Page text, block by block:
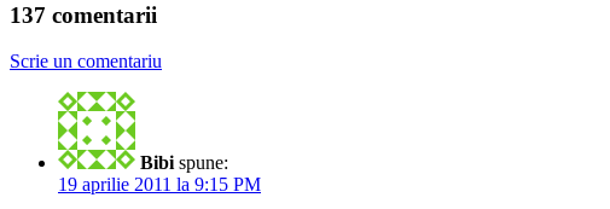
137 comentarii
Scrie un comentariu
Bibi spune:
19 aprilie 2011 la 9:15 PM